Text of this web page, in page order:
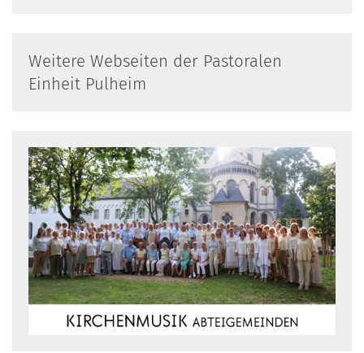
Weitere Webseiten der Pastoralen
Einheit Pulheim